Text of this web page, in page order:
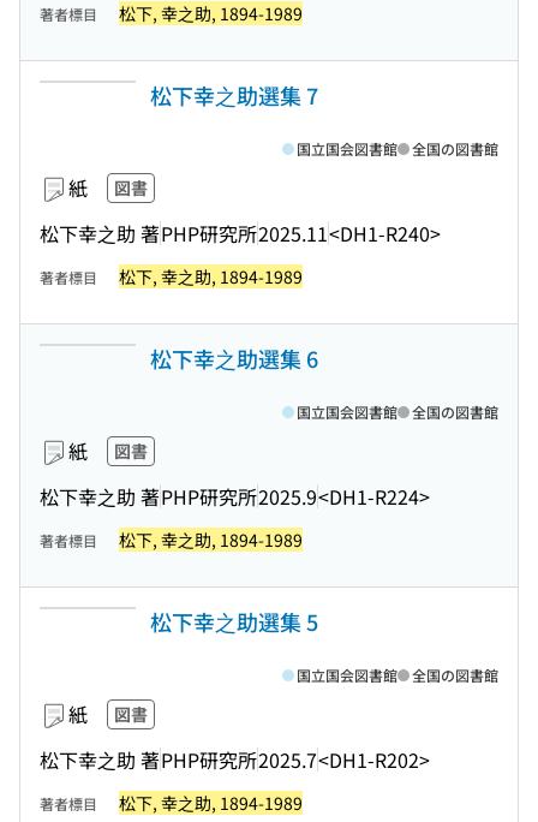
著者標目 松下, 幸之助, 1894-1989
松下幸之助選集 7
紙 図書
松下幸之助 著PHP研究所2025.11<DH1-R240>
国立国会図書館 全国の図書館
著者標目 松下, 幸之助, 1894-1989
松下幸之助選集 6
紙 図書
松下幸之助 著PHP研究所2025.9<DH1-R224>
国立国会図書館 全国の図書館
著者標目 松下, 幸之助, 1894-1989
松下幸之助選集 5
紙 図書
松下幸之助 著PHP研究所2025.7<DH1-R202>
国立国会図書館 全国の図書館
著者標目 松下, 幸之助, 1894-1989